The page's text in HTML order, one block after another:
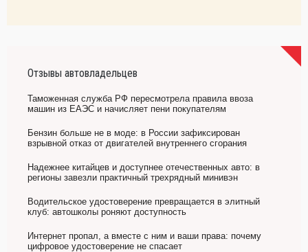
Отзывы автовладельцев
Таможенная служба РФ пересмотрела правила ввоза
машин из ЕАЭС и начисляет пени покупателям
Бензин больше не в моде: в России зафиксирован
взрывной отказ от двигателей внутреннего сгорания
Надежнее китайцев и доступнее отечественных авто: в
регионы завезли практичный трехрядный минивэн
Водительское удостоверение превращается в элитный
клуб: автошколы роняют доступность
Интернет пропал, а вместе с ним и ваши права: почему
цифровое удостоверение не спасает